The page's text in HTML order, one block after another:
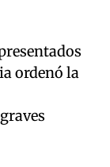
ordenó la